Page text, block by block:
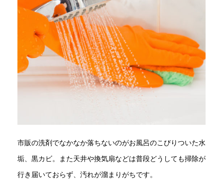
市販の洗剤でなかなか落ちないのがお風呂のこびりついた水
垢、黒カビ。また天井や換気扇などは普段どうしても掃除が
行き届いておらず、汚れが溜まりがちです。